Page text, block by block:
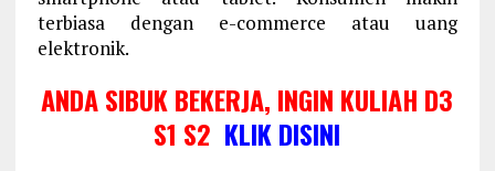
terbiasa dengan e-commerce atau uang
elektronik.
ANDA SIBUK BEKERJA, INGIN KULIAH D3
S1 S2 KLIK DISINI